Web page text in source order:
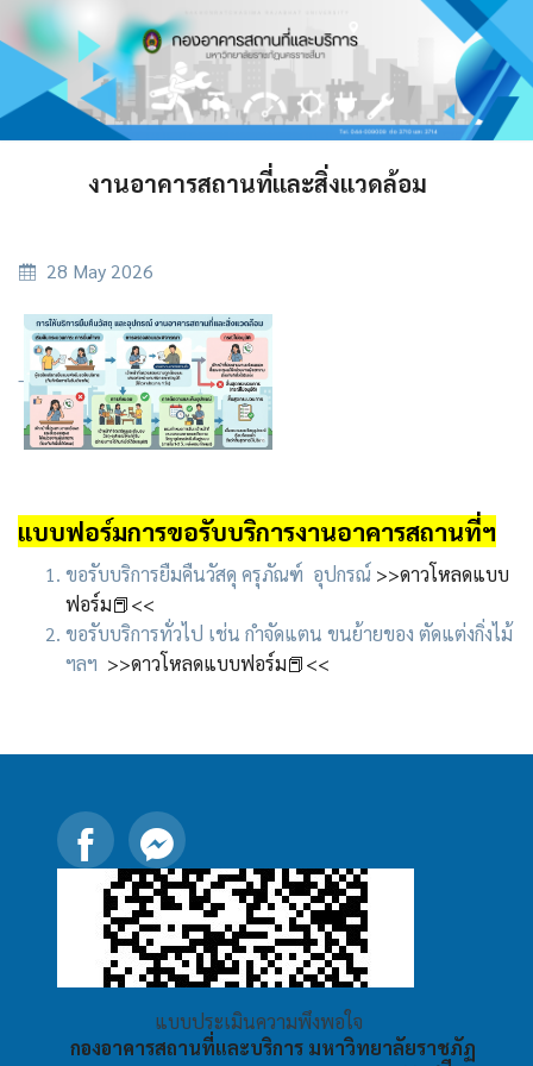
งานอาคารสถานที่และสิ่งแวดล้อม
28 May 2026
-
แบบฟอร์มการขอรับบริการงานอาคารสถานที่ฯ
ขอรับบริการยืมคืนวัสดุ ครุภัณฑ์ อุปกรณ์ >>ดาวโหลดแบบ
ฟอร์ม📕<<
ขอรับบริการทั่วไป เช่น กำจัดแตน ขนย้ายของ ตัดแต่งกิ่งไม้
ฯลฯ >>ดาวโหลดแบบฟอร์ม📕<<
แบบประเมินความพึงพอใจ
กองอาคารสถานที่และบริการ มหาวิทยาลัยราชภัฏ